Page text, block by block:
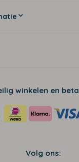
winkelen en
Volg ons: